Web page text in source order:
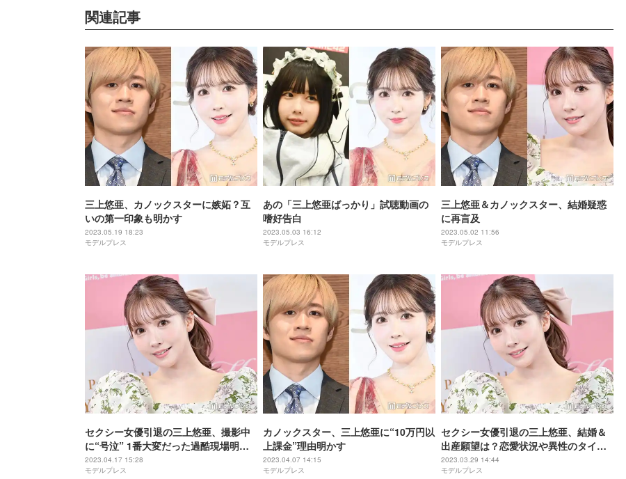
関連記事
三上悠亜、カノックスターに嫉妬？互
いの第一印象も明かす
2023.05.19 18:23
モデルプレス
あの「三上悠亜ばっかり」試聴動画の
嗜好告白
2023.05.03 16:12
モデルプレス
三上悠亜＆カノックスター、結婚疑惑
に再言及
2023.05.02 11:56
モデルプレス
セクシー女優引退の三上悠亜、撮影中
に“号泣” 1番大変だった過酷現場明か
す
2023.04.17 15:28
モデルプレス
カノックスター、三上悠亜に“10万円以
上課金”理由明かす
2023.04.07 14:15
モデルプレス
セクシー女優引退の三上悠亜、結婚＆
出産願望は？恋愛状況や異性のタイプ
についても言及
2023.03.29 14:44
モデルプレス